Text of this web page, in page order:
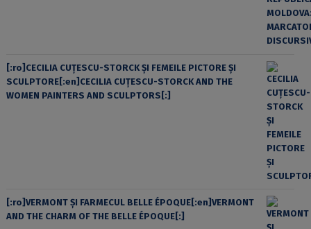
[:ro]CECILIA CUŢESCU-STORCK ŞI FEMEILE PICTORE ŞI
SCULPTORE[:en]CECILIA CUŢESCU-STORCK AND THE
WOMEN PAINTERS AND SCULPTORS[:]
[:ro]VERMONT ȘI FARMECUL BELLE ÉPOQUE[:en]VERMONT
AND THE CHARM OF THE BELLE ÉPOQUE[:]